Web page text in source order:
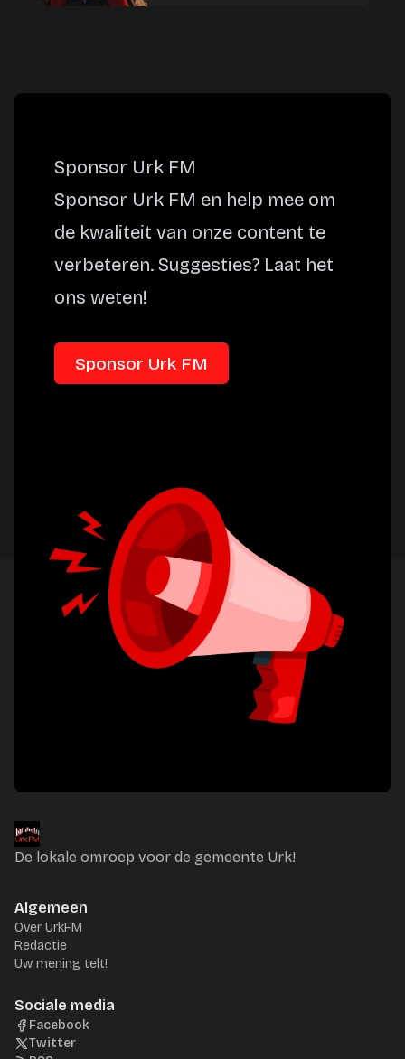
Sponsor Urk FM
Sponsor Urk FM en help mee om
de kwaliteit van onze content te
verbeteren. Suggesties? Laat het
ons weten!
Sponsor Urk FM
De lokale omroep voor de gemeente Urk!
Algemeen
Over UrkFM
Redactie
Uw mening telt!
Sociale media
Facebook
Twitter